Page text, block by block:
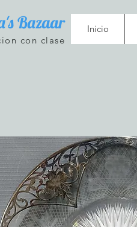
Bazaar
con clase
Inicio